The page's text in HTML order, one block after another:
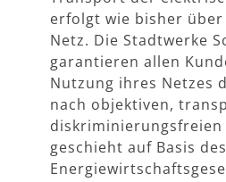
erfolgt wie bisher
Netz. Die Stadtwerke
garantieren allen
Nutzung ihres Netzes
nach objektiven,
diskriminierungsfreien
geschieht auf Basis des